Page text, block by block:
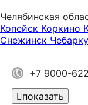
Челябинская
Копейск Коркино
Снежинск
+7 9000-
показать